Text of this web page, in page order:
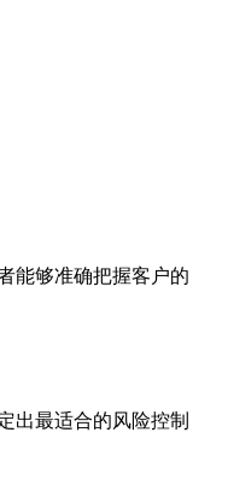
能够准确把握客户的
出最适合的风险控制